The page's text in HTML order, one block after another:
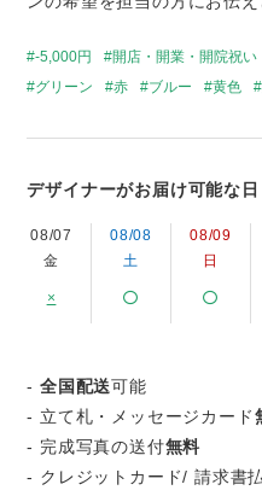
-5,000円 開店・開業・開院祝い
グリーン
赤 ブルー 黄色
デザイナーがお届け可能な日
08/07
金
×
08/08
土
08/09
日
-全国配送可能
- 立て札・メッセージカード
- 完成写真の送付無料
- クレジットカード/ 請求書